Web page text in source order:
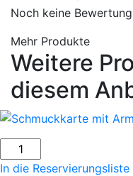
Noch keine
Mehr Produkte
Weitere
diesem
In die Reservierungsliste